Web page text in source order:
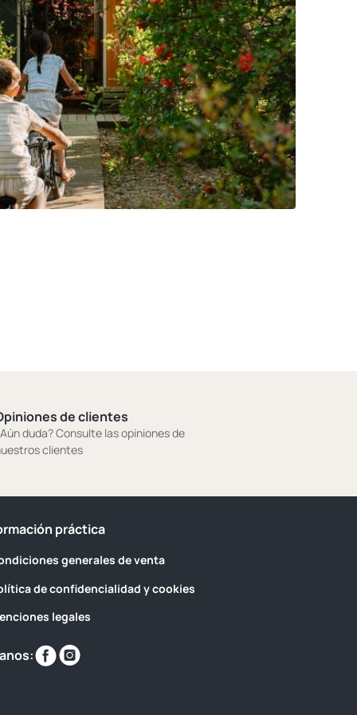
de clientes
duda? Consulte las opiniones de
clientes
práctica
generales de venta
de confidencialidad y cookies
legales
Encuéntranos
en